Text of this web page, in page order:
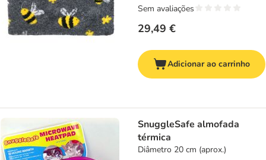
29,49 €
Sem avaliações
Adicionar ao carrinho
SnuggleSafe almofada
térmica
Diâmetro 20 cm (aprox.)